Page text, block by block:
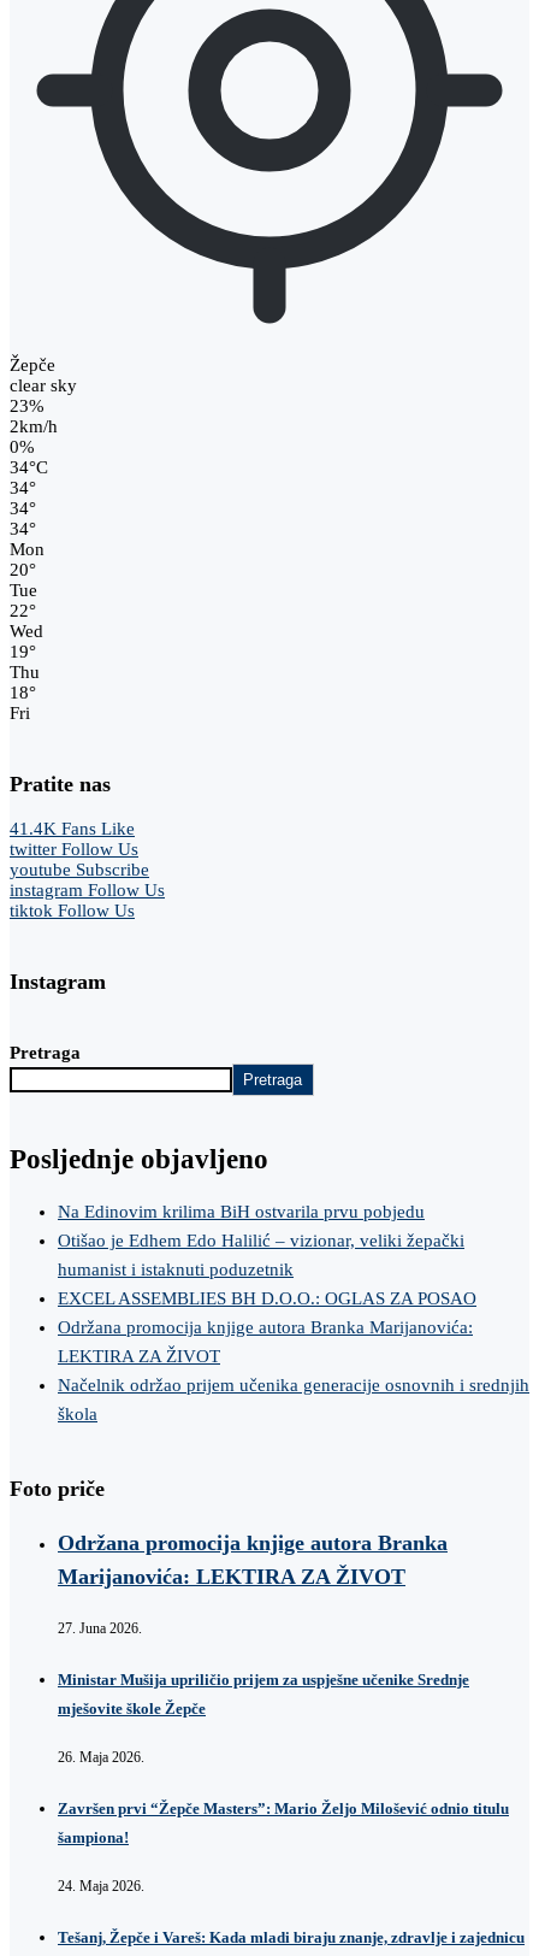
Žepče
clear sky
23%
2km/h
0%
34°C
34°
34°
34°
Mon
20°
Tue
22°
Wed
19°
Thu
18°
Fri
Pratite nas
41.4K Fans Like
twitter Follow Us
youtube Subscribe
instagram Follow Us
tiktok Follow Us
Instagram
Pretraga
Pretraga
Posljednje objavljeno
Na Edinovim krilima BiH ostvarila prvu pobjedu
Otišao je Edhem Edo Halilić – vizionar, veliki žepački
humanist i istaknuti poduzetnik
EXCEL ASSEMBLIES BH D.O.O.: OGLAS ZA POSAO
Održana promocija knjige autora Branka Marijanovića:
LEKTIRA ZA ŽIVOT
Načelnik održao prijem učenika generacije osnovnih i srednjih
škola
Foto priče
Održana promocija knjige autora Branka
Marijanovića: LEKTIRA ZA ŽIVOT
27. Juna 2026.
Ministar Mušija upriličio prijem za uspješne učenike Srednje
mješovite škole Žepče
26. Maja 2026.
Završen prvi “Žepče Masters”: Mario Željo Milošević odnio titulu
šampiona!
24. Maja 2026.
Tešanj, Žepče i Vareš: Kada mladi biraju znanje, zdravlje i zajednicu